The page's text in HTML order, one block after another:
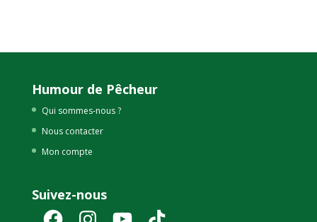
Humour de Pêcheur
Qui sommes-nous ?
Nous contacter
Mon compte
Suivez-nous
FacebookInstagramYouTube TikTok